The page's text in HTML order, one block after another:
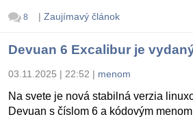
8 | Zaujímavý článok
Devuan 6 Excalibur je
03.11.2025 | 22:52 | menom
Na svete je nová stabilná verzia
Devuan s číslom 6 a kódovým